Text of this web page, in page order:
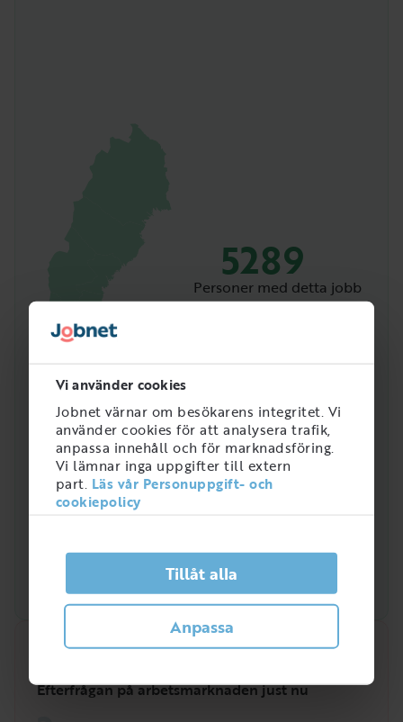
Vi använder cookies
Jobnet värnar om besökarens integritet. Vi
använder cookies för att analysera trafik,
anpassa innehåll och för marknadsföring.
Vi lämnar inga uppgifter till extern
part. Läs vår Personuppgift- och
cookiepolicy
Tillåt alla
Anpassa
5289
Personer med detta jobb
i Sverige
Snabbanalys
Efterfrågan på arbetsmarknaden just nu